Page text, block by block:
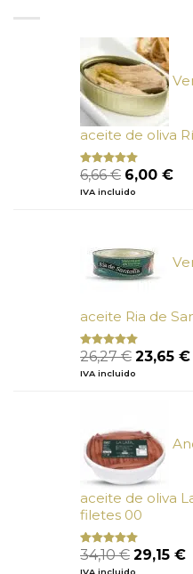
aceite de oliva
Valorado
con
de 5
6,66€ El
precio
6,00 €El
IVA incluido
aceite Ria de
Valorado
con
5
26,27€ El
precio
23,65 €
IVA incluido
aceite de oliva
filetes 00
Valorado
con
34,10€ El
precio
29,15 €El
IVA incluido